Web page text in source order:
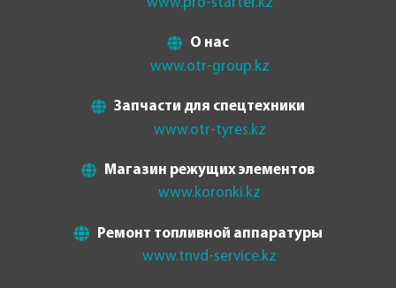
www.pro-starter.kz
О нас
www.otr-group.kz
Запчасти для спецтехники
www.otr-tyres.kz
Магазин режущих элементов
www.koronki.kz
Ремонт топливной аппаратуры
www.tnvd-service.kz